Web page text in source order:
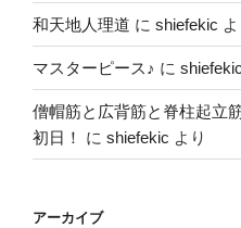
和天地人理道 に shiefekic
マスターピース♪ に shiefekic
僧帽筋と広背筋と脊柱起立
初日！
に shiefekic より
アーカイブ